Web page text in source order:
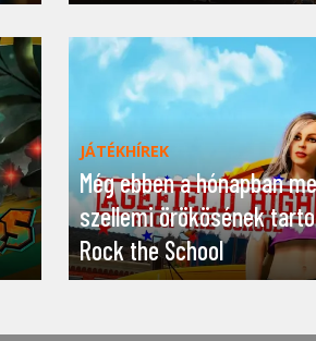
JÁTÉKHÍREK
Még ebben a hónapban
szellemi örökösének
Rock the School